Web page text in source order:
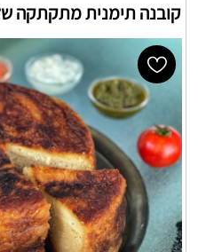
קובנה תימנית מתקתקה